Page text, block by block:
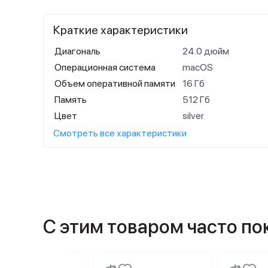
Краткие характеристики
Диагональ
24.0 дюйм
Операционная система
macOS
Объем оперативной памяти
16 Гб
Память
512 Гб
Цвет
silver
Смотреть все характеристики
С этим товаром часто